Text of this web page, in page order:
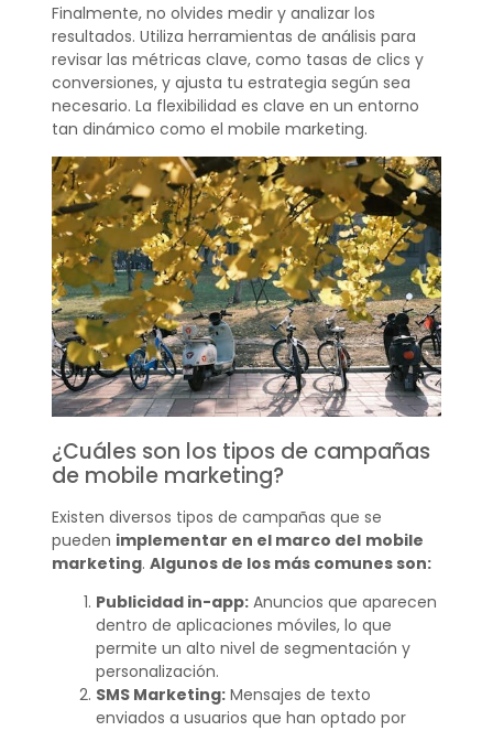
Finalmente, no olvides medir y analizar los
resultados. Utiliza herramientas de análisis para
revisar las métricas clave, como tasas de clics y
conversiones, y ajusta tu estrategia según sea
necesario. La flexibilidad es clave en un entorno
tan dinámico como el mobile marketing.
¿Cuáles son los tipos de campañas
de mobile marketing?
Existen diversos tipos de campañas que se
pueden implementar en el marco del mobile
marketing. Algunos de los más comunes son:
Publicidad in-app:Anuncios que aparecen
dentro de aplicaciones móviles, lo que
permite un alto nivel de segmentación y
personalización.
SMS Marketing:Mensajes de texto
enviados a usuarios que han optado por